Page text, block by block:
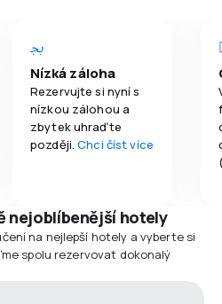
Nízká záloha
Rezervujte si nyní s
nízkou zálohou a
zbytek uhraďte
později.Chci číst více
nejoblíbenější hotely
na nejlepší hotely a vyberte si
spolu rezervovat dokonalý